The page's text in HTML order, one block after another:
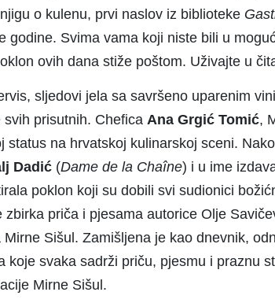
o kulenu, prvi naslov iz biblioteke
godine. Svima vama koji niste bili u
ovih dana stiže poštom. Uživajte u
sljedovi jela sa savršeno uparenim
svih prisutnih. Chefica Ana Grgić Tomić,
status na hrvatskoj kulinarskoj sceni.
Dadić (Dame de la Chaîne) i u ime
poklon koji su dobili svi sudionici
zbirka priča i pjesama autorice Olje
Mirne Sišul. Zamišljena je kao dnevnik,
koje svaka sadrži priču, pjesmu i praznu
Mirne Sišul.